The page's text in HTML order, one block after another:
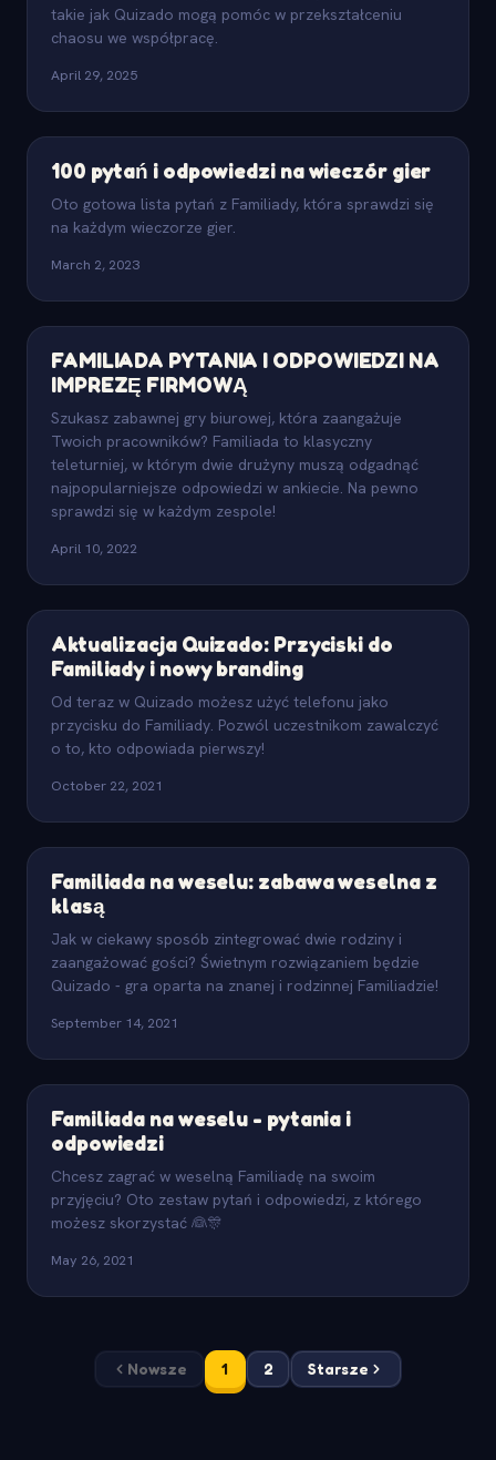
takie jak Quizado mogą pomóc w przekształceniu
chaosu we współpracę.
April 29, 2025
100 pytań i odpowiedzi na wieczór gier
Oto gotowa lista pytań z Familiady, która sprawdzi się
na każdym wieczorze gier.
March 2, 2023
FAMILIADA PYTANIA I ODPOWIEDZI NA
IMPREZĘ FIRMOWĄ
Szukasz zabawnej gry biurowej, która zaangażuje
Twoich pracowników? Familiada to klasyczny
teleturniej, w którym dwie drużyny muszą odgadnąć
najpopularniejsze odpowiedzi w ankiecie. Na pewno
sprawdzi się w każdym zespole!
April 10, 2022
Aktualizacja Quizado: Przyciski do
Familiady i nowy branding
Od teraz w Quizado możesz użyć telefonu jako
przycisku do Familiady. Pozwól uczestnikom zawalczyć
o to, kto odpowiada pierwszy!
October 22, 2021
Familiada na weselu: zabawa weselna z
klasą
Jak w ciekawy sposób zintegrować dwie rodziny i
zaangażować gości? Świetnym rozwiązaniem będzie
Quizado - gra oparta na znanej i rodzinnej Familiadzie!
September 14, 2021
Familiada na weselu - pytania i
odpowiedzi
Chcesz zagrać w weselną Familiadę na swoim
przyjęciu? Oto zestaw pytań i odpowiedzi, z którego
możesz skorzystać 👰🎊
May 26, 2021
Nowsze 1 2 Starsze